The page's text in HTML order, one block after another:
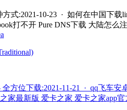
方式:2021-10-23 · 如何在中国下载
打不开 Pure DNS下载 大陆怎么
方位下载:2021-11-21 · qq飞车安
家最新版 爱卡之家 爱卡之家app官